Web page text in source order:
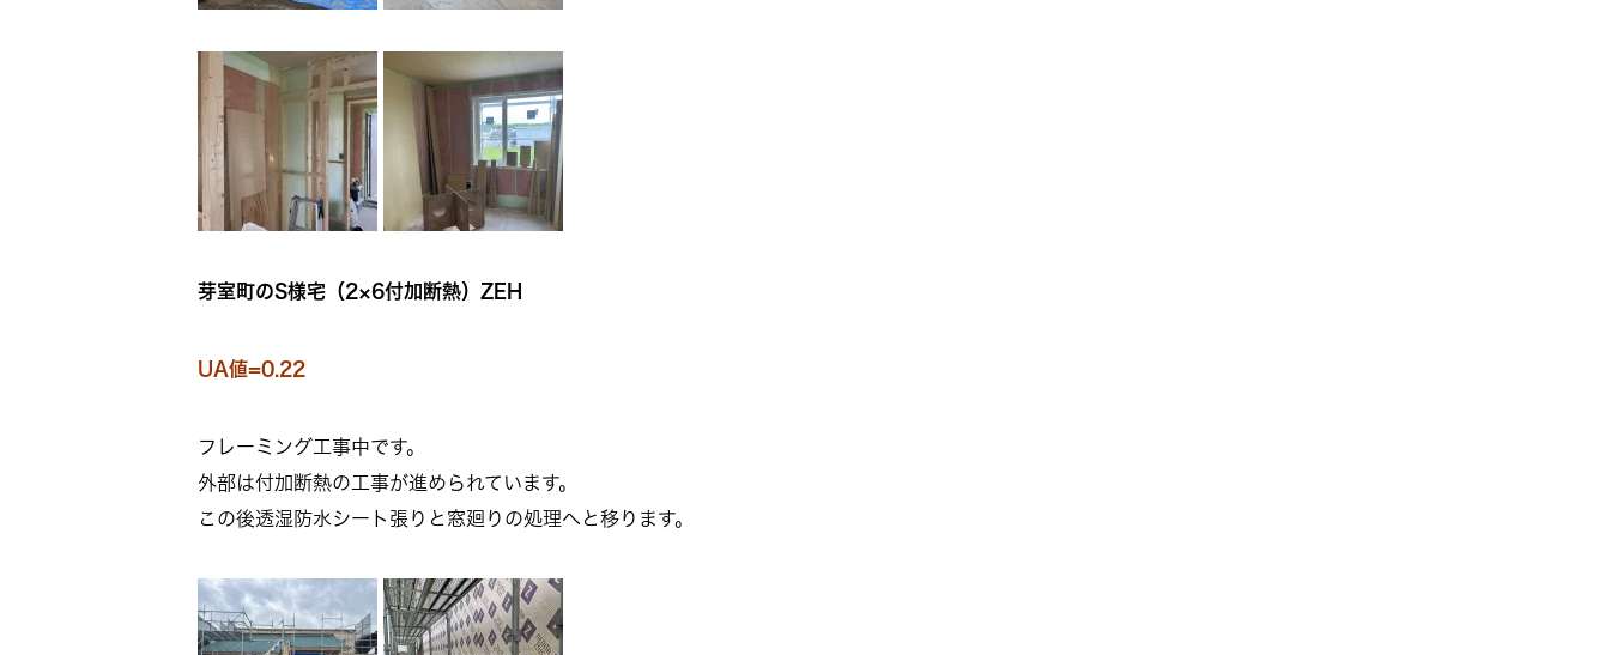
芽室町のS様宅（2×6付加断熱）ZEH
UA値=0.22
フレーミング工事中です。
外部は付加断熱の工事が進められています。
この後透湿防水シート張りと窓廻りの処理へと移ります。